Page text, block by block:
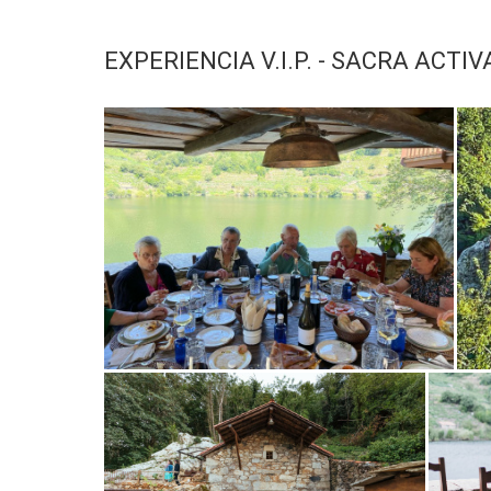
EXPERIENCIA V.I.P. - SACRA